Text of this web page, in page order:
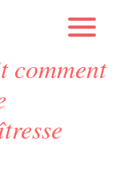
comment